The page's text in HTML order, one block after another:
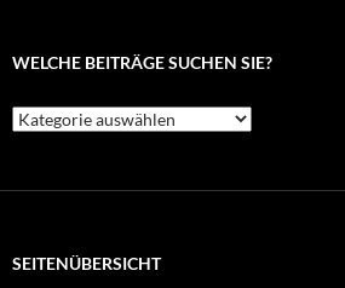
WELCHE BEITRÄGE SUCHEN SIE?
Welche
Beiträge
SEITENÜBERSICHT